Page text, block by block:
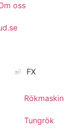
oss
FX
Rökmaskin
Tungrök